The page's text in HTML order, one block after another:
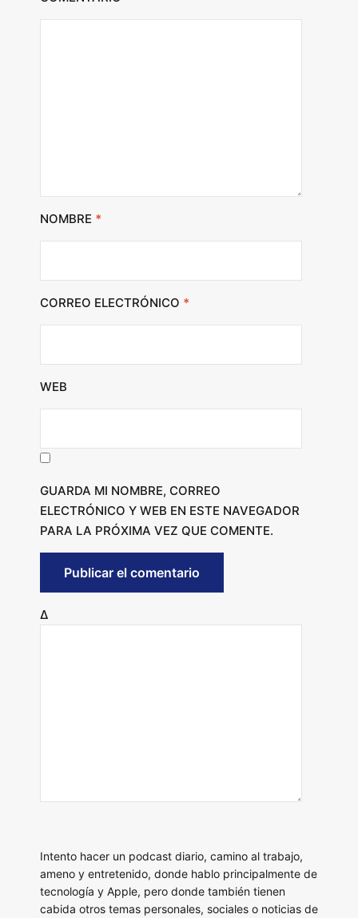
NOMBRE *
CORREO ELECTRÓNICO *
WEB
GUARDA MI NOMBRE, CORREO
ELECTRÓNICO Y WEB EN ESTE NAVEGADOR
PARA LA PRÓXIMA VEZ QUE COMENTE.
Δ
Intento hacer un podcast diario, camino al trabajo,
ameno y entretenido, donde hablo principalmente de
tecnología y Apple, pero donde también tienen
cabida otros temas personales, sociales o noticias de